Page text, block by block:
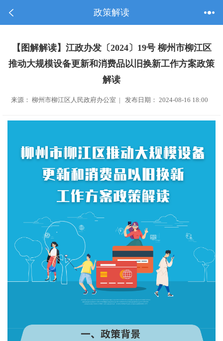
政策解读
【图解解读】江政办发〔2024〕19号 柳州市柳江区
推动大规模设备更新和消费品以旧换新工作方案政策
解读
来源： 柳州市柳江区人民政府办公室 | 发布日期： 2024-08-16 18:00